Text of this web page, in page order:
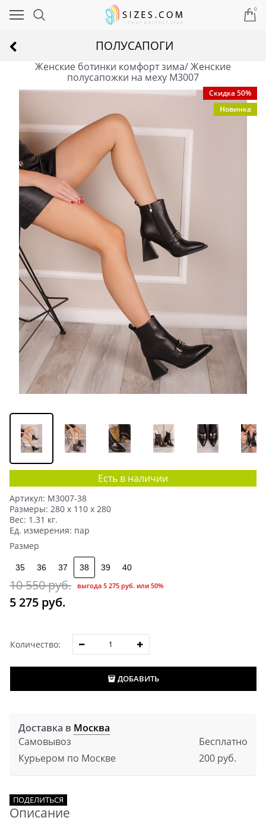
0
ПОЛУСАПОГИ
Женские ботинки комфорт зима/ Женские
полусапожки на меху M3007
Скидка 50%
Новинка
Есть в наличии
Артикул: M3007-38
Размеры: 280 x 110 x 280
Вес: 1.31 кг.
Ед. измерения: пар
Размер
35 36 37 38 39 40
10 550 руб.
5 275 руб.
выгода 5 275 руб. или 50%
Количество:
ДОБАВИТЬ
Доставка в Москва
Самовывоз
Бесплатно
Курьером по Москве
200 руб.
ПОДЕЛИТЬСЯ
Описание